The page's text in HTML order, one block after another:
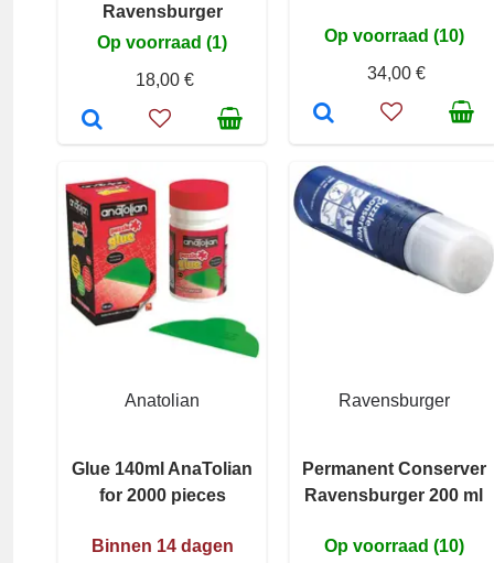
Ravensburger
Op voorraad (1)
18,00 €
Op voorraad (10)
34,00 €
Anatolian
Glue 140ml AnaTolian
for 2000 pieces
Binnen 14 dagen
Ravensburger
Permanent Conserver
Ravensburger 200 ml
Op voorraad (10)